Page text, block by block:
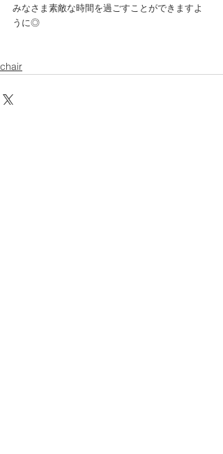
みなさま素敵な時間を過ごすことができますよ
うに◎
chair